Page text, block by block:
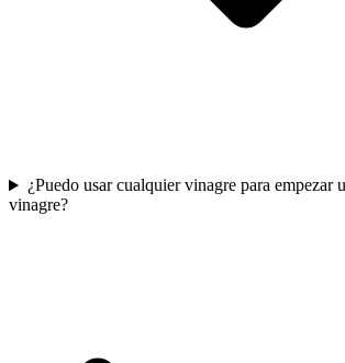
¿Puedo usar cualquier vinagre para empezar
vinagre?